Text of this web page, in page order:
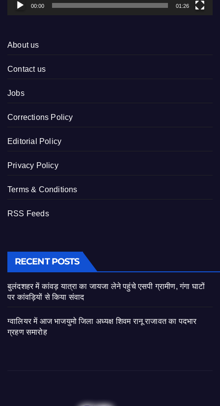
00:00 01:26
About us
Contact us
Jobs
Corrections Policy
Editorial Policy
Privacy Policy
Terms & Conditions
RSS Feeds
RECENT POSTS
बुलंदशहर में कांवड़ यात्रा का जायजा लेने पहुंचे एसपी ग्रामीण, गंगा घाटों
पर कांवड़ियों से किया संवाद
ग्वालियर में आज भाजयुमो जिला अध्यक्ष शिवम रानू राजावत का पदभार
ग्रहण समारोह